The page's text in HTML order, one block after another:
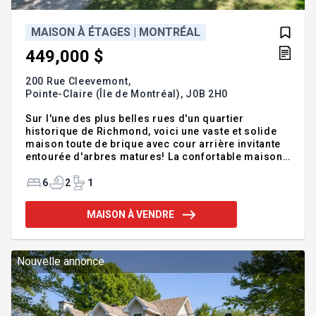
MAISON À ÉTAGES | MONTRÉAL
449,000 $
200 Rue Cleevemont,
Pointe-Claire (Île de Montréal), J0B 2H0
Sur l'une des plus belles rues d'un quartier
historique de Richmond, voici une vaste et solide
maison toute de brique avec cour arrière invitante
entourée d'arbres matures! La confortable maison
sur le même niveau à l'étage, de vastes aires de vie
profusion, et des espaces familiaux aménagés au
sous-sol. Pratique garage intégré avec porte à
patio, profitez de l'environnement avec un balcon à
l'étage
6 2 1
MAISON À VENDRE
Nouvelle annonce